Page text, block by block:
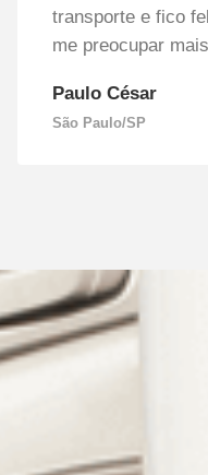
transporte e fico
me preocupar
Paulo César
São Paulo/SP